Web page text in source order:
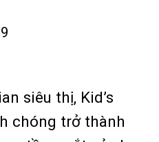
siêu thị, Kid’s
chóng trở thành